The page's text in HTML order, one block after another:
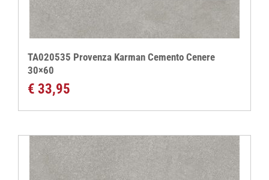
TA020535 Provenza Karman Cemento Cenere
30×60
€ 33,95